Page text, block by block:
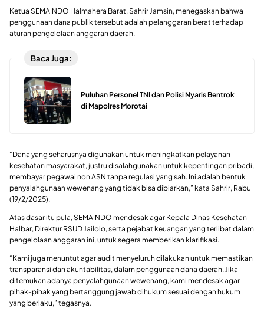
Ketua SEMAINDO Halmahera Barat, Sahrir Jamsin, menegaskan bahwa
penggunaan dana publik tersebut adalah pelanggaran berat terhadap
aturan pengelolaan anggaran daerah.
Baca Juga:
Puluhan Personel TNI dan Polisi Nyaris Bentrok
di Mapolres Morotai
“Dana yang seharusnya digunakan untuk meningkatkan pelayanan
kesehatan masyarakat, justru disalahgunakan untuk kepentingan pribadi,
membayar pegawai non ASN tanpa regulasi yang sah. Ini adalah bentuk
penyalahgunaan wewenang yang tidak bisa dibiarkan,” kata Sahrir, Rabu
(19/2/2025).
Atas dasar itu pula, SEMAINDO mendesak agar Kepala Dinas Kesehatan
Halbar, Direktur RSUD Jailolo, serta pejabat keuangan yang terlibat dalam
pengelolaan anggaran ini, untuk segera memberikan klarifikasi.
“Kami juga menuntut agar audit menyeluruh dilakukan untuk memastikan
transparansi dan akuntabilitas, dalam penggunaan dana daerah. Jika
ditemukan adanya penyalahgunaan wewenang, kami mendesak agar
pihak-pihak yang bertanggung jawab dihukum sesuai dengan hukum
yang berlaku,” tegasnya.